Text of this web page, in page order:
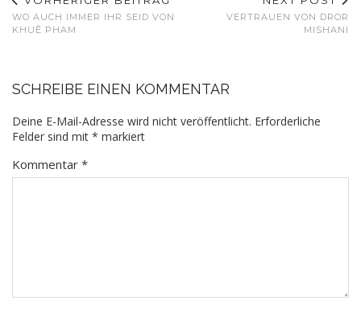
WO AUCH IMMER IHR SEID VON
KHUÊ PHAM
VERTRAUEN VON DROR
MISHANI
SCHREIBE EINEN KOMMENTAR
Deine E-Mail-Adresse wird nicht veröffentlicht. Erforderliche
Felder sind mit * markiert
Kommentar *